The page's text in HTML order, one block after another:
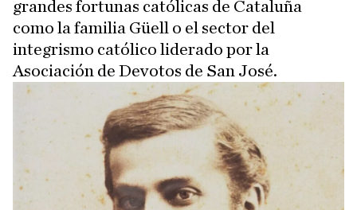
grandes fortunas católicas de Cataluña
como la familia Güell o el sector del
integrismo católico liderado por la
Asociación de Devotos de San José.